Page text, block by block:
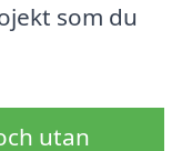
som du
utan